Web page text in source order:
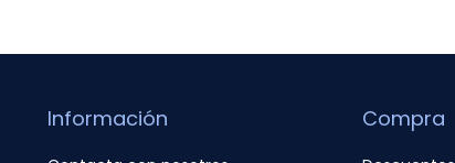
Información Compra